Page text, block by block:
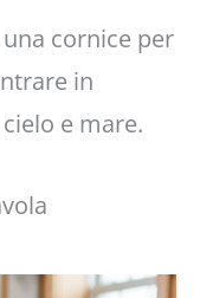
cornice per
in
e mare.